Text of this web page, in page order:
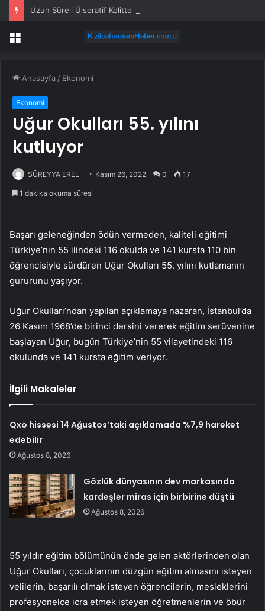
Menü
Anasayfa / Ekonomi
Ekonomi
Uğur Okulları 55. yılını
kutluyor
SÜREYYA EREL Kasım 26, 2022 0 17
1 dakika okuma süresi
Başarı geleneğinden ödün vermeden, kaliteli eğitimi
Türkiye’nin 55 ilindeki 116 okulda ve 141 kursta 110 bin
öğrencisiyle sürdüren Uğur Okulları 55. yılını kutlamanın
gururunu yaşıyor.
Uğur Okulları’ndan yapılan açıklamaya nazaran, İstanbul’da
26 Kasım 1968’de birinci dersini vererek eğitim serüvenine
başlayan Uğur, bugün Türkiye’nin 55 vilayetindeki 116
okulunda ve 141 kursta eğitim veriyor.
İlgili Makaleler
Qxo hissesi 14 Ağustos’taki açıklamada %7,9 hareket
edebilir
Ağustos 8, 2026
Gözlük dünyasının dev markasında
kardeşler miras için birbirine düştü
Ağustos 8, 2026
55 yıldır eğitim bölümünün önde gelen aktörlerinden olan
Uğur Okulları, çocuklarının düzgün eğitim almasını isteyen
velilerin, başarılı olmak isteyen öğrencilerin, mesleklerini
profesyonelce icra etmek isteyen öğretmenlerin ve öbür